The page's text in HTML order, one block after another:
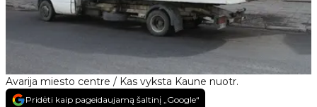
Avarija miesto centre / Kas vyksta Kaune nuotr.
Pridėti kaip pageidaujamą šaltinį „Google“